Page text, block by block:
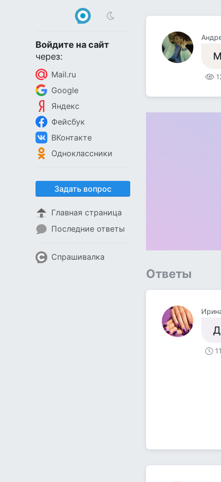
Войдите на сайт
через:
Mail.ru
Google
Яндекс
Фейсбук
ВКонтакте
Одноклассники
Задать вопрос
Главная страница
Последние ответы
Спрашивалка
Ответы